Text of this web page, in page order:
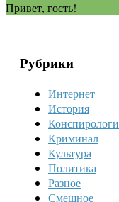
Привет, гость!
Рубрики
Интернет
История
Криминал
Культура
Политика
Разное
Смешное